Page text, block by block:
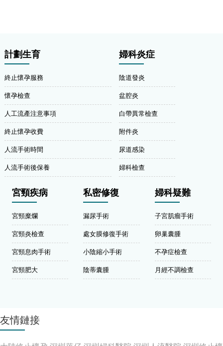
計劃生育
終止懷孕服務
懷孕檢查
人工流產注意事項
終止懷孕收費
人流手術時間
人流手術後保養
婦科炎症
陰道發炎
盆腔炎
白帶異常檢查
附件炎
尿道感染
婦科檢查
宮頸疾病
宮頸糜爛
宮頸炎檢查
宮頸息肉手術
宮頸肥大
私密修復
漏尿手術
處女膜修復手術
小陰縮小手術
陰蒂囊腫
婦科疑難
子宮肌瘤手術
卵巢囊腫
不孕症檢查
月經不調檢查
友情鏈接